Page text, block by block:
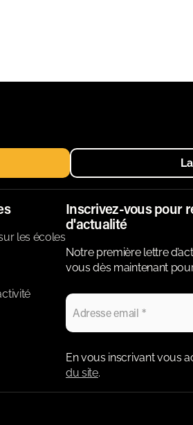
les écoles
Inscrivez-vous pour
d'actualité
Notre première lettre
vous dès maintenant
En vous inscrivant vous
du site.